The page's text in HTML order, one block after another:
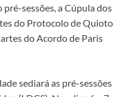
sessões, a Cúpula dos
do Protocolo de Quioto
do Acordo de Paris
sediará as pré-sessões